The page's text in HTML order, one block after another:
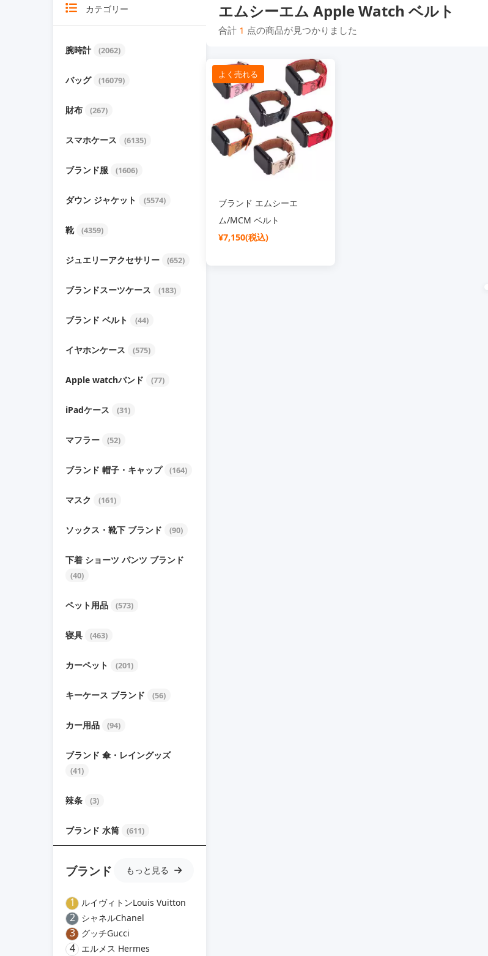
カテゴリー
腕時計 (2062)
バッグ (16079)
財布 (267)
スマホケース (6135)
ブランド服 (1606)
ダウン ジャケット (5574)
靴 (4359)
ジュエリーアクセサリー (652)
ブランドスーツケース (183)
ブランド ベルト (44)
イヤホンケース (575)
Apple watchバンド (77)
iPadケース (31)
マフラー (52)
ブランド 帽子・キャップ (164)
マスク (161)
ソックス・靴下 ブランド (90)
下着 ショーツ パンツ ブランド
(40)
ペット用品 (573)
寝具 (463)
カーペット (201)
キーケース ブランド (56)
カー用品 (94)
ブランド 傘・レイングッズ
(41)
辣条 (3)
ブランド 水筒 (611)
ブランド もっと見る
1 ルイヴィトンLouis Vuitton
2 シャネルChanel
3 グッチGucci
4 エルメス Hermes
エムシーエム Apple Watch ベルト
合計 1 点の商品が見つかりました
よく売れる
ブランド エムシーエ
ム/MCM ベルト
¥7,150(税込)